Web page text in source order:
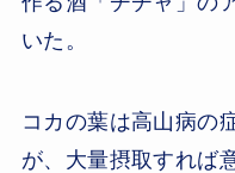
いた。
コカの葉は高山病の
が、大量摂取すれば